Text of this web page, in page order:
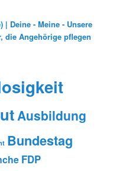
| Deine - Meine - Unsere
die Angehörige pflegen
Ausbildung
Bundestag
FDP